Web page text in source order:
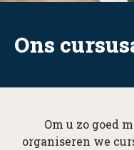
Ons
Om u zo goed
organiseren we